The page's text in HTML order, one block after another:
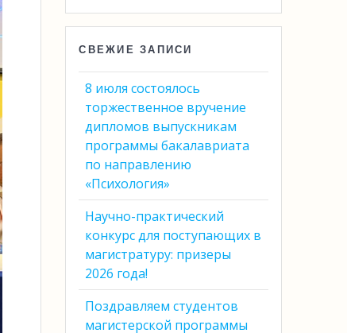
СВЕЖИЕ ЗАПИСИ
8 июля состоялось
торжественное вручение
дипломов выпускникам
программы бакалавриата
по направлению
«Психология»
Научно-практический
конкурс для поступающих в
магистратуру: призеры
2026 года!
Поздравляем студентов
магистерской программы